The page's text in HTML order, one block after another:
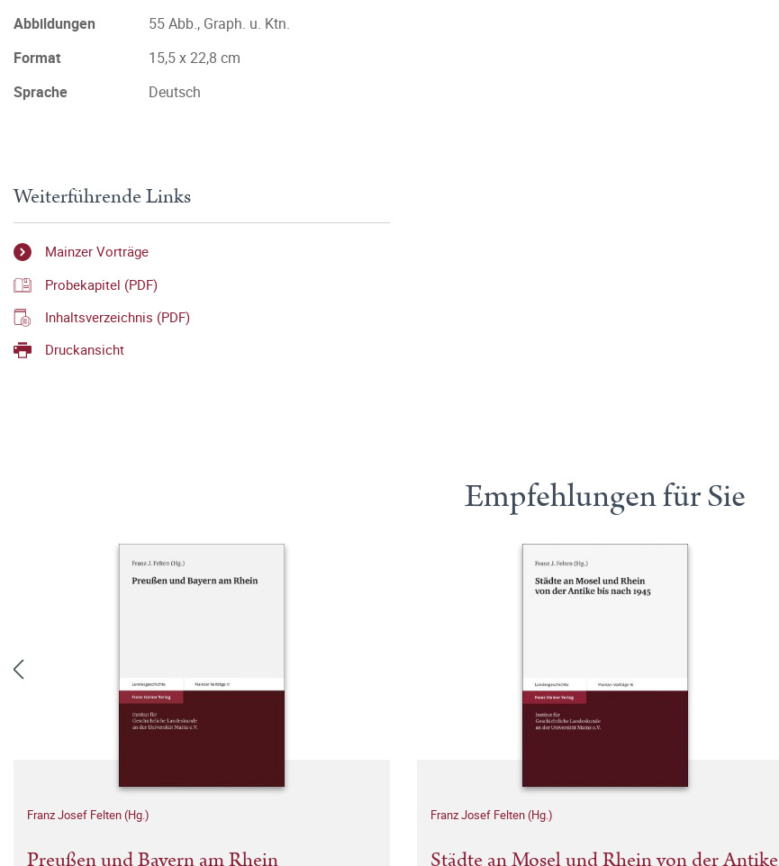
Abbildungen
55 Abb., Graph. u. Ktn.
Format
15,5 x 22,8 cm
Sprache
Deutsch
Weiterführende Links
Mainzer Vorträge
Probekapitel (PDF)
Inhaltsverzeichnis (PDF)
Druckansicht
Empfehlungen für Sie
Franz Josef Felten (Hg.) Franz Josef Felten (Hg.)